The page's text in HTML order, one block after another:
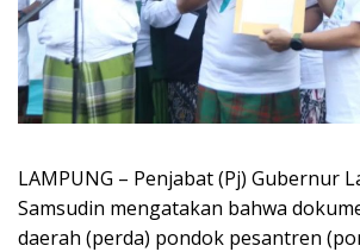
LAMPUNG – Penjabat (Pj) Gubernur
Samsudin mengatakan bahwa
daerah (perda) pondok pesantren